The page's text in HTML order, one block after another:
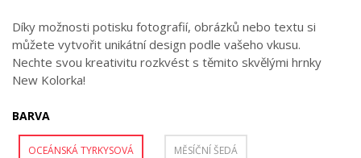
Díky možnosti potisku fotografií, obrázků nebo textu si
můžete vytvořit unikátní design podle vašeho vkusu.
Nechte svou kreativitu rozkvést s těmito skvělými hrnky
New Kolorka!
BARVA
OCEÁNSKÁ TYRKYSOVÁ MĚSÍČNÍ ŠEDÁ